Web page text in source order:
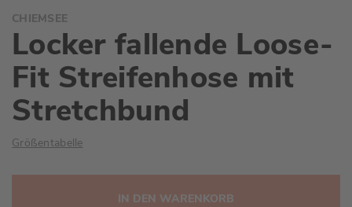
Anfang
der
Bildgalerie
springen
CHIEMSEE
Locker fallende Loose-
Fit Streifenhose mit
Stretchbund
Größentabelle
IN DEN WARENKORB